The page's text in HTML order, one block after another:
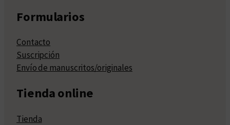
Formularios
Contacto
Suscripción
Envío de manuscritos/originales
Tienda online
Tienda